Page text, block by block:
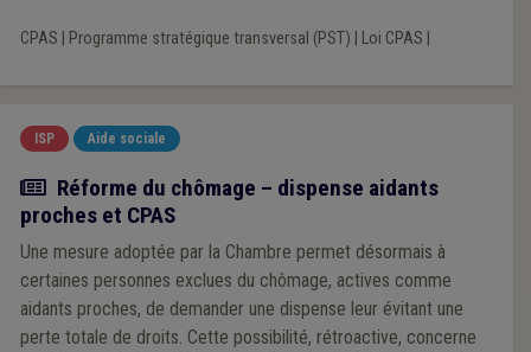
CPAS Programme stratégique transversal (PST) Loi CPAS
ISP Aide sociale
Actualité
Réforme du chômage – dispense aidants
proches et CPAS
Une mesure adoptée par la Chambre permet désormais à
certaines personnes exclues du chômage, actives comme
aidants proches, de demander une dispense leur évitant une
perte totale de droits. Cette possibilité, rétroactive, concerne